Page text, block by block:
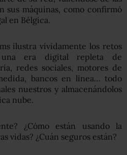
sus máquinas, como confirmó
en Bélgica.
ilustra vívidamente los retos
era digital repleta de
redes sociales, motores de
bancos en línea… todo
nuestros y almacenándolos
nube.
¿Cómo están usando la
vidas? ¿Cuán seguros están?